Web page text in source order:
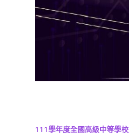
111學年度全國高級中等學